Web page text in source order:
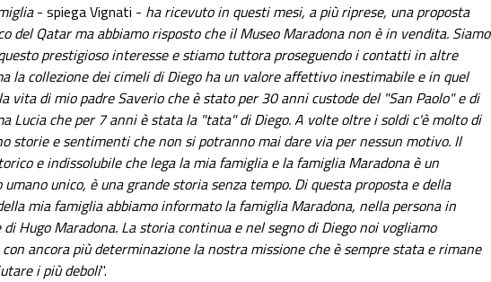
- spiega Vignati - ha ricevuto in questi mesi, a più riprese, una proposta
del Qatar ma abbiamo risposto che il Museo Maradona non è in vendita. Siamo
prestigioso interesse e stiamo tuttora proseguendo i contatti in altre
la collezione dei cimeli di Diego ha un valore affettivo inestimabile e in quel
vita di mio padre Saverio che è stato per 30 anni custode del "San Paolo" e di
Lucia che per 7 anni è stata la "tata" di Diego. A volte oltre i soldi c'è molto di
storie e sentimenti che non si potranno mai dare via per nessun motivo. Il
e indissolubile che lega la mia famiglia e la famiglia Maradona è un
unico, è una grande storia senza tempo. Di questa proposta e della
mia famiglia abbiamo informato la famiglia Maradona, nella persona in
Hugo Maradona. La storia continua e nel segno di Diego noi vogliamo
ancora più determinazione la nostra missione che è sempre stata e rimane
i più deboli".